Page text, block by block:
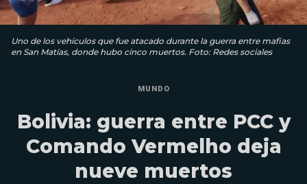
Uno de los vehículos que fue atacado durante la guerra entre mafias
en San Matías, donde hubo cinco muertos. Foto: Redes sociales
MUNDO
Bolivia: guerra entre PCC y
Comando Vermelho deja
nueve muertos